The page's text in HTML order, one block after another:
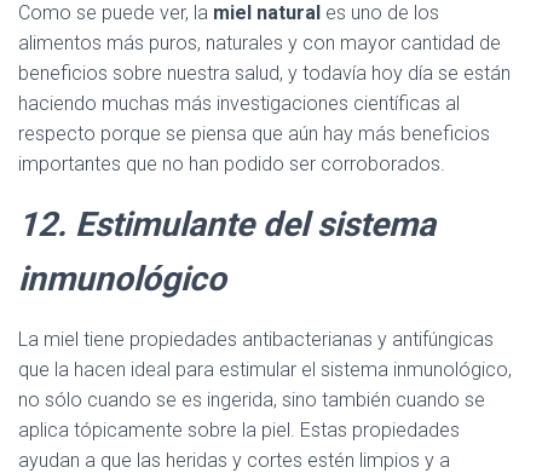
Como se puede ver, la miel natural es uno de los
alimentos más puros, naturales y con mayor cantidad de
beneficios sobre nuestra salud, y todavía hoy día se están
haciendo muchas más investigaciones científicas al
respecto porque se piensa que aún hay más beneficios
importantes que no han podido ser corroborados.
12. Estimulante del sistema
inmunológico
La miel tiene propiedades antibacterianas y antifúngicas
que la hacen ideal para estimular el sistema inmunológico,
no sólo cuando se es ingerida, sino también cuando se
aplica tópicamente sobre la piel. Estas propiedades
ayudan a que las heridas y cortes estén limpios y a